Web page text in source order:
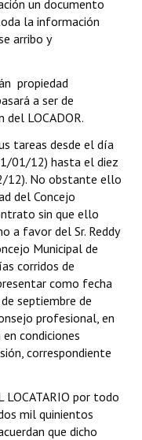
un documento
la información
arribo y
propiedad
a ser de
LOCADOR.
tareas desde el día
01/12) hasta el diez
12). No obstante ello
del Concejo
sin que ello
a favor del Sr. Reddy
Municipal de
corridos de
como fecha
septiembre de
profesional, en
condiciones
correspondiente
por todo
mil quinientos
que dicho